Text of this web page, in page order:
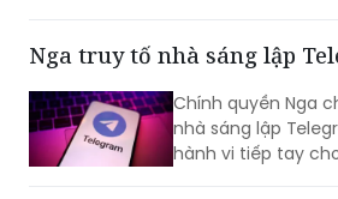
nhận mức tiền ký
được nhiều tiền
miền Nam Seoul.
Nga truy tố nhà sáng lập
Chính quyền Nga
nhà sáng lập
hành vi tiếp tay